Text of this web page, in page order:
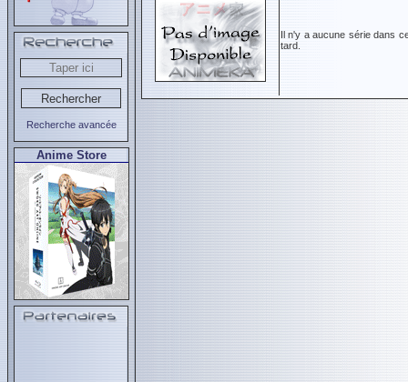
Recherche avancée
Anime Store
Il n'y a aucune série dans
tard.